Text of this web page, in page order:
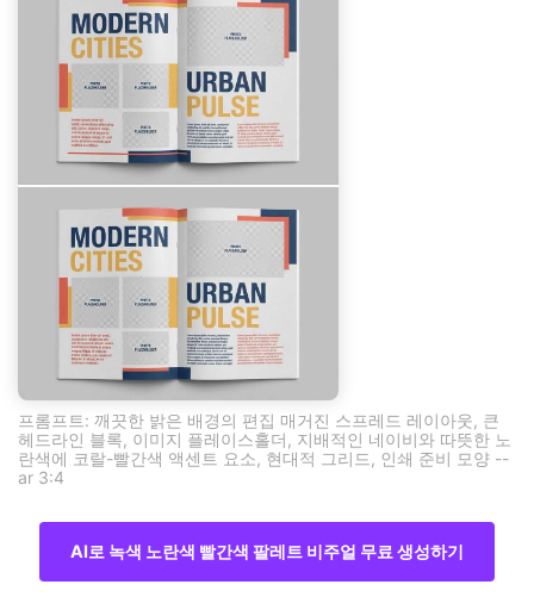
프롬프트: 깨끗한 밝은 배경의 편집 매거진 스프레드 레이아웃, 큰
헤드라인 블록, 이미지 플레이스홀더, 지배적인 네이비와 따뜻한 노
란색에 코랄-빨간색 액센트 요소, 현대적 그리드, 인쇄 준비 모양 --
ar 3:4
AI로 녹색 노란색 빨간색 팔레트 비주얼 무료 생성하기